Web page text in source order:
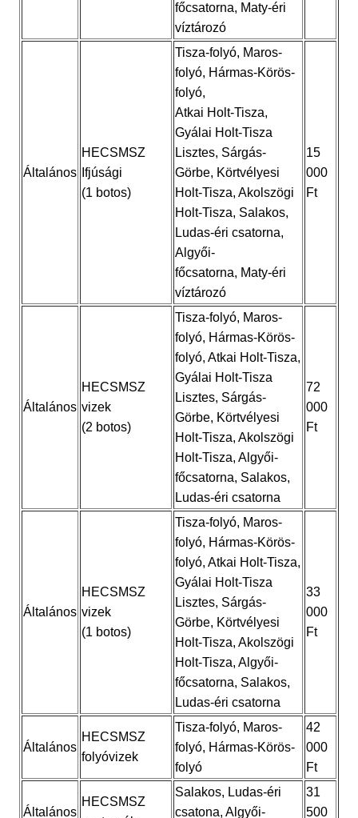
főcsatorna, Maty-éri
víztározó
Általános
HECSMSZ
Ifjúsági
(1 botos)
Tisza-folyó, Maros-
folyó, Hármas-Körös-
folyó,
Atkai Holt-Tisza,
Gyálai Holt-Tisza
Lisztes, Sárgás-
Görbe, Körtvélyesi
Holt-Tisza, Akolszögi
Holt-Tisza, Salakos,
Ludas-éri csatorna,
Algyői-
főcsatorna, Maty-éri
víztározó
15
000
Ft
Általános
HECSMSZ
vizek
(2 botos)
Tisza-folyó, Maros-
folyó, Hármas-Körös-
folyó, Atkai Holt-Tisza,
Gyálai Holt-Tisza
Lisztes, Sárgás-
Görbe, Körtvélyesi
Holt-Tisza, Akolszögi
Holt-Tisza, Algyői-
főcsatorna, Salakos,
Ludas-éri csatorna
72
000
Ft
Általános
HECSMSZ
vizek
(1 botos)
Tisza-folyó, Maros-
folyó, Hármas-Körös-
folyó, Atkai Holt-Tisza,
Gyálai Holt-Tisza
Lisztes, Sárgás-
Görbe, Körtvélyesi
Holt-Tisza, Akolszögi
Holt-Tisza, Algyői-
főcsatorna, Salakos,
Ludas-éri csatorna
33
000
Ft
Általános
HECSMSZ
folyóvizek
Tisza-folyó, Maros-
folyó, Hármas-Körös-
folyó
42
000
Ft
Általános
HECSMSZ
Salakos, Ludas-éri
csatona, Algyői-
31
500